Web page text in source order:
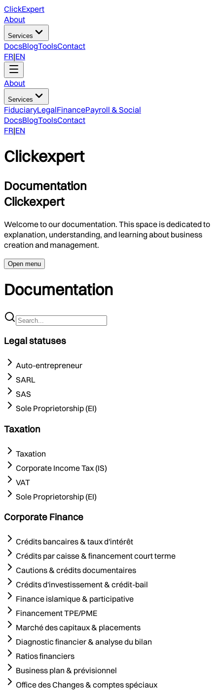
ClickExpert
About
Services
DocsBlogToolsContact
FR|EN
About
Services
FiduciaryLegalFinancePayroll & Social
DocsBlogToolsContact
FR|EN
Clickexpert
Documentation
Clickexpert
Welcome to our documentation. This space is dedicated to
explanation, understanding, and learning about business
creation and management.
Open menu
Documentation
Legal statuses
Auto-entrepreneur
SARL
SAS
Sole Proprietorship (EI)
Taxation
Taxation
Corporate Income Tax (IS)
VAT
Sole Proprietorship (EI)
Corporate Finance
Crédits bancaires & taux d'intérêt
Crédits par caisse & financement court terme
Cautions & crédits documentaires
Crédits d'investissement & crédit-bail
Finance islamique & participative
Financement TPE/PME
Marché des capitaux & placements
Diagnostic financier & analyse du bilan
Ratios financiers
Business plan & prévisionnel
Office des Changes & comptes spéciaux